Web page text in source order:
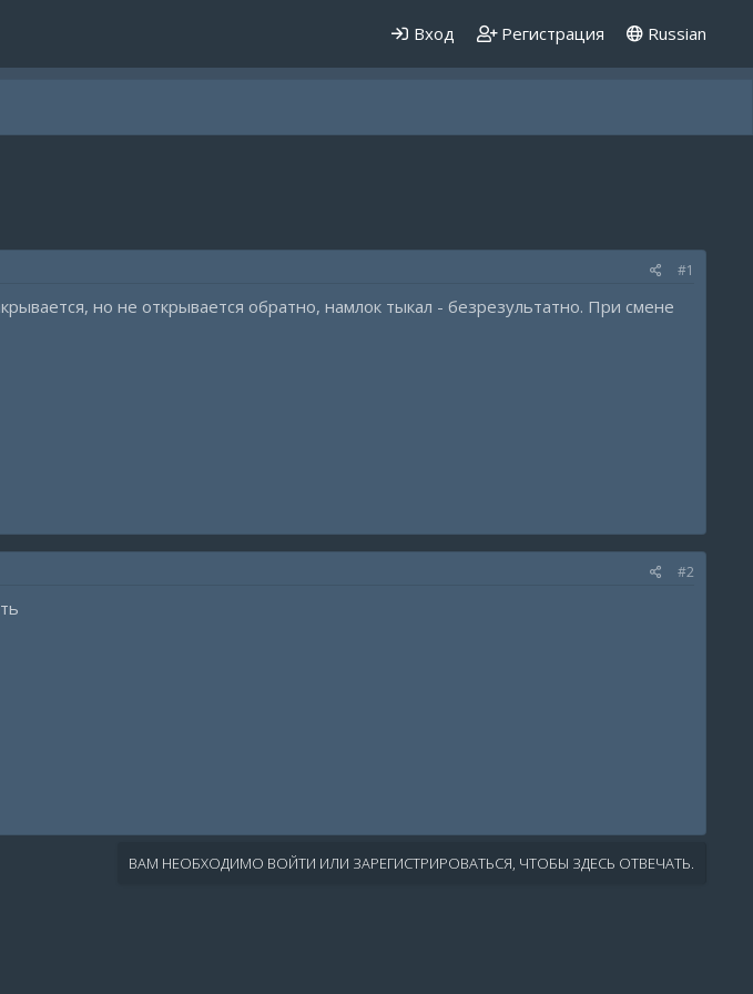
Вход Регистрация Russian
#1
но не открывается обратно, намлок тыкал - безрезультатно. При смене
#2
ВАМ НЕОБХОДИМО ВОЙТИ ИЛИ ЗАРЕГИСТРИРОВАТЬСЯ, ЧТОБЫ ЗДЕСЬ ОТВЕЧАТЬ.